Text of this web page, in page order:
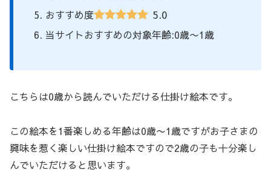
おすすめ度 5.0
当サイトおすすめの対象年齢:0歳〜1歳
こちらは0歳から読んでいただける仕掛け絵本です。
この絵本を1番楽しめる年齢は0歳〜1歳ですがお子さまの
興味を惹く楽しい仕掛け絵本ですので2歳の子も十分楽し
んでいただけると思います。